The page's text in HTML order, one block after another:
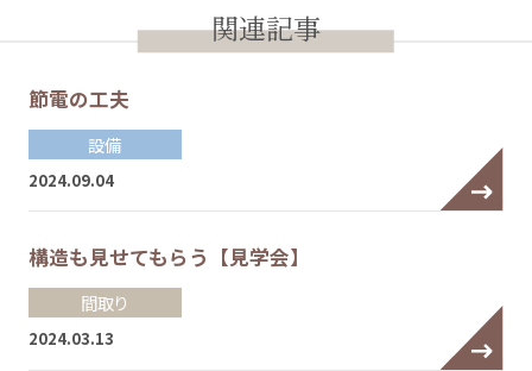
関連記事
節電の工夫
設備
2024.09.04
構造も見せてもらう【見学会】
間取り
2024.03.13